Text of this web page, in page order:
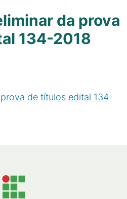
da prova
134-2018
de títulos edital 134-